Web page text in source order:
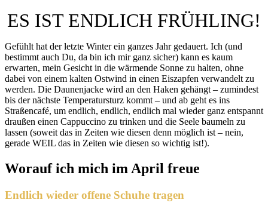
ES IST ENDLICH FRÜHLING!
Gefühlt hat der letzte Winter ein ganzes Jahr gedauert. Ich (und
bestimmt auch Du, da bin ich mir ganz sicher) kann es kaum
erwarten, mein Gesicht in die wärmende Sonne zu halten, ohne
dabei von einem kalten Ostwind in einen Eiszapfen verwandelt zu
werden. Die Daunenjacke wird an den Haken gehängt – zumindest
bis der nächste Temperatursturz kommt – und ab geht es ins
Straßencafé, um endlich, endlich, endlich mal wieder ganz entspannt
draußen einen Cappuccino zu trinken und die Seele baumeln zu
lassen (soweit das in Zeiten wie diesen denn möglich ist – nein,
gerade WEIL das in Zeiten wie diesen so wichtig ist!).
Worauf ich mich im April freue
Endlich wieder offene Schuhe tragen